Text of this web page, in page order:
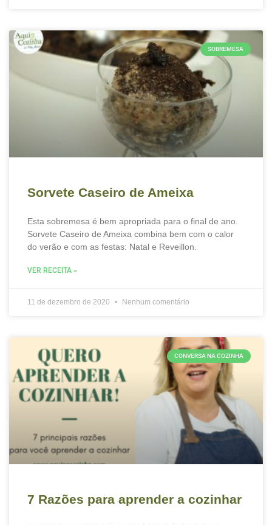
SOBREMESA
Sorvete Caseiro de Ameixa
Esta sobremesa é bem apropriada para o final de ano.
Sorvete Caseiro de Ameixa combina bem com o calor
do verão e com as festas: Natal e Reveillon.
VER RECEITA »
11 de dezembro de 2020 Nenhum comentário
CONVERSA NA COZINHA
7 Razões para aprender a cozinhar